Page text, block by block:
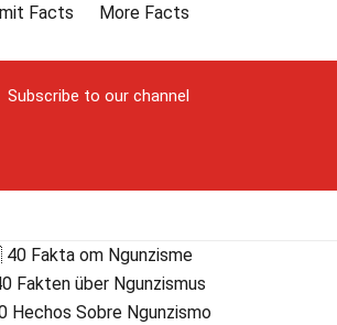
Facts
More Facts
Subscribe to our channel
Fakta om Ngunzisme
über Ngunzismus
Sobre Ngunzismo